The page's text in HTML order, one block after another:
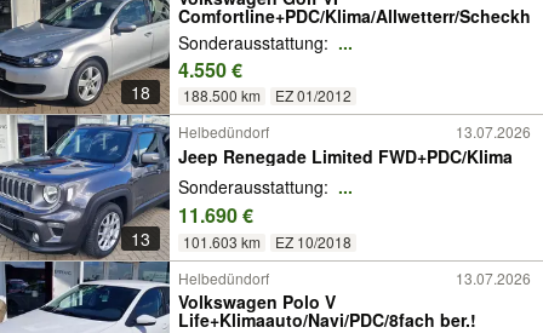
18
Comfortline+PDC/Klima/Allwetterr/Scheckh
Sonderausstattung: ...
4.550 €
188.500 km EZ 01/2012
13
Helbedündorf 13.07.2026
Jeep Renegade Limited FWD+PDC/Klima
Sonderausstattung: ...
11.690 €
101.603 km EZ 10/2018
Helbedündorf 13.07.2026
Volkswagen Polo V
Life+Klimaauto/Navi/PDC/8fach ber.!